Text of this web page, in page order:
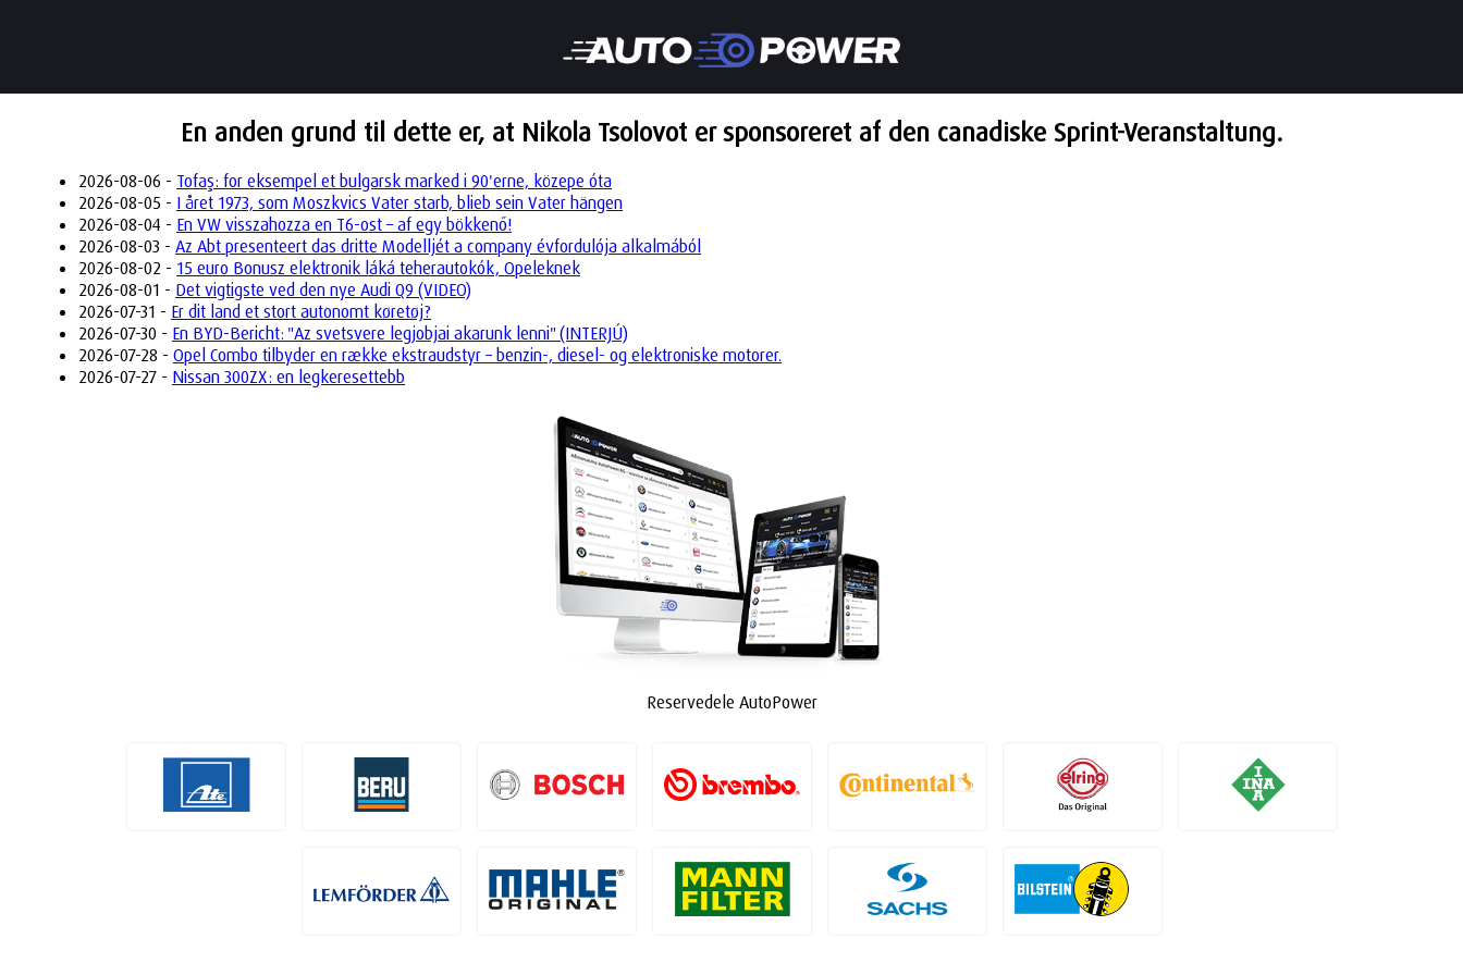
En anden grund til dette er, at Nikola Tsolovot er sponsoreret af den canadiske Sprint-Veranstaltung.
2026-08-06 - Tofaş: for eksempel et bulgarsk marked i 90'erne, közepe óta
2026-08-05 - I året 1973, som Moszkvics Vater starb, blieb sein Vater hängen
2026-08-04 - En VW visszahozza en T6-ost – af egy bökkenő!
2026-08-03 - Az Abt presenteert das dritte Modelljét a company évfordulója alkalmából
2026-08-02 - 15 euro Bonusz elektronik láká teherautokók, Opeleknek
2026-08-01 - Det vigtigste ved den nye Audi Q9 (VIDEO)
2026-07-31 - Er dit land et stort autonomt køretøj?
2026-07-30 - En BYD-Bericht: "Az svetsvere legjobjai akarunk lenni" (INTERJÚ)
2026-07-28 - Opel Combo tilbyder en række ekstraudstyr – benzin-, diesel- og elektroniske motorer.
2026-07-27 - Nissan 300ZX: en legkeresettebb
Reservedele AutoPower